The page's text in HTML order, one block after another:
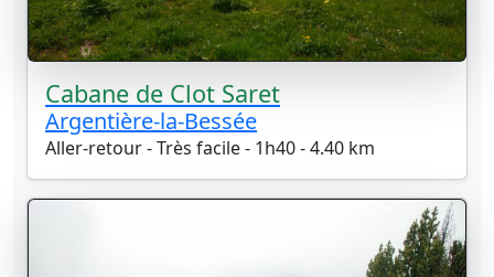
Cabane de Clot Saret
Argentière-la-Bessée
Aller-retour - Très facile - 1h40 - 4.40 km